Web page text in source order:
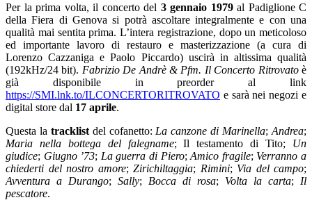
Per la prima volta, il concerto del 3 gennaio 1979al Padiglione C
della Fiera di Genova si potrà ascoltare integralmente e con una
qualità mai sentita prima. L’intera registrazione, dopo un meticoloso
ed importante lavoro di restauro e masterizzazione (a cura di
Lorenzo Cazzaniga e Paolo Piccardo) uscirà in altissima qualità
(192kHz/24 bit). Fabrizio De Andrè & Pfm. Il Concerto Ritrovatoè
già disponibile in preorder al link
https://SMI.lnk.to/ILCONCERTORITROVATO e sarà nei negozi e
digital store dal 17 aprile.
Questa la tracklistdel cofanetto: La canzone di Marinella;Andrea;
Maria nella bottega del falegname; Il testamento di Tito; Un
giudice; Giugno ’73; La guerra di Piero;Amico fragile; Verranno a
chiederti del nostro amore; Zirichiltaggia; Rimini; Via del campo;
Avventura a Durango; Sally; Bocca di rosa; Volta la carta; Il
pescatore.